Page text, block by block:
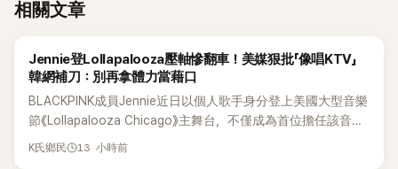
相關文章
K-POP
Jennie登Lollapalooza壓軸慘翻車！美媒狠批「像唱KTV」
韓網補刀：別再拿體力當藉口
BLACKPINK成員Jennie近日以個人歌手身分登上美國大型音樂
節《Lollapalooza Chicago》主舞台，不僅成為首位擔任該音樂
節Headliner（壓軸主秀）的K-POP女SOLO歌手，寫下全新紀
K氏鄉民 13 小時前